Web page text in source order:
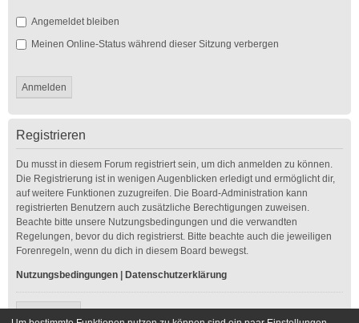
Angemeldet bleiben
Meinen Online-Status während dieser Sitzung verbergen
Registrieren
Du musst in diesem Forum registriert sein, um dich anmelden zu können.
Die Registrierung ist in wenigen Augenblicken erledigt und ermöglicht dir,
auf weitere Funktionen zuzugreifen. Die Board-Administration kann
registrierten Benutzern auch zusätzliche Berechtigungen zuweisen.
Beachte bitte unsere Nutzungsbedingungen und die verwandten
Regelungen, bevor du dich registrierst. Bitte beachte auch die jeweiligen
Forenregeln, wenn du dich in diesem Board bewegst.
Nutzungsbedingungen Datenschutzerklärung